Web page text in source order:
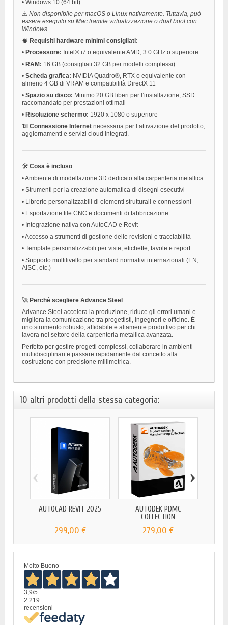
• Windows 10 (64 bit)
⚠️ Non disponibile per macOS o Linux nativamente. Tuttavia, può
essere eseguito su Mac tramite virtualizzazione o dual boot con
Windows.
🧠 Requisiti hardware minimi consigliati:
• Processore: Intel® i7 o equivalente AMD, 3.0 GHz o superiore
• RAM: 16 GB (consigliati 32 GB per modelli complessi)
• Scheda grafica: NVIDIA Quadro®, RTX o equivalente con
almeno 4 GB di VRAM e compatibilità DirectX 11
• Spazio su disco: Minimo 20 GB liberi per l’installazione, SSD
raccomandato per prestazioni ottimali
• Risoluzione schermo: 1920 x 1080 o superiore
📶 Connessione Internet necessaria per l’attivazione del prodotto,
aggiornamenti e servizi cloud integrati.
🛠️ Cosa è incluso
•Ambiente di modellazione 3D dedicato alla carpenteria metallica
• Strumenti per la creazione automatica di disegni esecutivi
• Librerie personalizzabili di elementi strutturali e connessioni
• Esportazione file CNC e documenti di fabbricazione
• Integrazione nativa con AutoCAD e Revit
•Accesso a strumenti di gestione delle revisioni e tracciabilità
• Template personalizzabili per viste, etichette, tavole e report
• Supporto multilivello per standard normativi internazionali (EN,
AISC, etc.)
🚀 Perché scegliere Advance Steel
Advance Steel accelera la produzione, riduce gli errori umani e
migliora la comunicazione tra progettisti, ingegneri e officine. È
uno strumento robusto, affidabile e altamente produttivo per chi
lavora nel settore della carpenteria metallica avanzata.
Perfetto per gestire progetti complessi, collaborare in ambienti
multidisciplinari e passare rapidamente dal concetto alla
costruzione con precisione millimetrica.
10 altri prodotti della stessa categoria:
AUTOCAD REVIT 2025
299,00 €
AUTODEK PDMC
COLLECTION
279,00 €
‹ ›
Molto Buono
3,9/5
2.219
recensioni